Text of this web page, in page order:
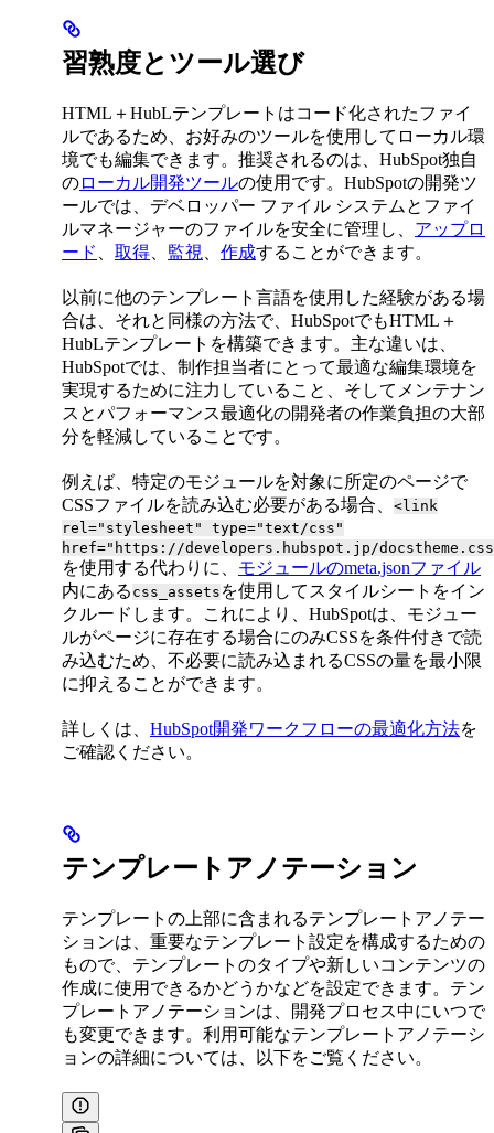
習熟度とツール選び
HTML＋HubLテンプレートはコード化されたファイ
ルであるため、お好みのツールを使用してローカル環
境でも編集できます。推奨されるのは、HubSpot独自
のローカル開発ツールの使用です。HubSpotの開発ツ
ールでは、デベロッパー ファイル システムとファイ
ルマネージャーのファイルを安全に管理し、 アップロ
ード
取得 監視 作成することができます。
以前に他のテンプレート言語を使用した経験がある場
合は、それと同様の方法で、HubSpotでもHTML＋
HubLテンプレートを構築できます。主な違いは、
HubSpotでは、制作担当者にとって最適な編集環境を
実現するために注力していること、そしてメンテナン
スとパフォーマンス最適化の開発者の作業負担の大部
分を軽減していることです。
例えば、特定のモジュールを対象に所定のページで
CSSファイルを読み込む必要がある場合、 <link
rel="stylesheet" type="text/css"
href="https://developers.hubspot.jp/
を使用する代わりに、 モジュールのmeta.jsonファイル
内にある css_assets を使用してスタイルシートをイン
クルードします。これにより、HubSpotは、モジュー
ルがページに存在する場合にのみCSSを条件付きで読
み込むため、不必要に読み込まれるCSSの量を最小限
に抑えることができます。
詳しくは、 HubSpot開発ワークフローの最適化方法を
ご確認ください。
テンプレートアノテーション
テンプレートの上部に含まれるテンプレートアノテー
ションは、重要なテンプレート設定を構成するための
もので、テンプレートのタイプや新しいコンテンツの
作成に使用できるかどうかなどを設定できます。テン
プレートアノテーションは、開発プロセス中にいつで
も変更できます。利用可能なテンプレートアノテーシ
ョンの詳細については、以下をご覧ください。